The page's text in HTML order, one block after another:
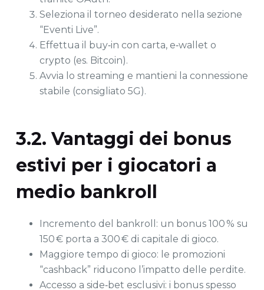
Seleziona il torneo desiderato nella sezione
“Eventi Live”.
Effettua il buy‑in con carta, e‑wallet o
crypto (es. Bitcoin).
Avvia lo streaming e mantieni la connessione
stabile (consigliato 5G).
3.2. Vantaggi dei bonus
estivi per i giocatori a
medio bankroll
Incremento del bankroll: un bonus 100 % su
150 € porta a 300 € di capitale di gioco.
Maggiore tempo di gioco: le promozioni
“cashback” riducono l’impatto delle perdite.
Accesso a side‑bet esclusivi: i bonus spesso